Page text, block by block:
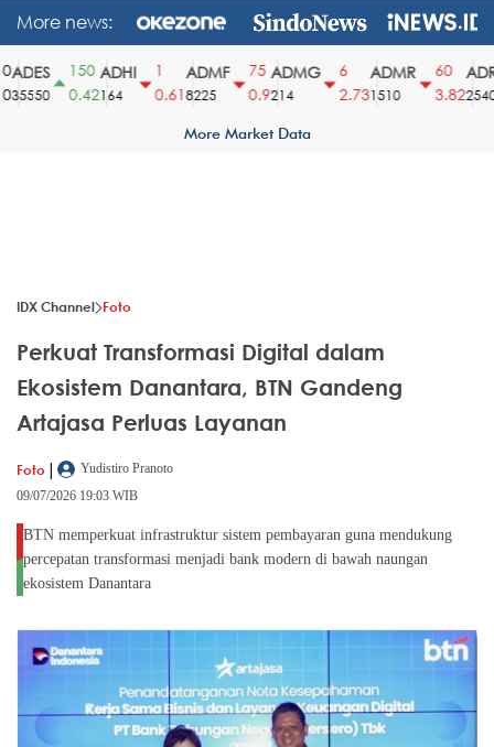
More news:
150
0.42
ADHI
164
0.61
ADMF
8225
75
0.9
ADMG
214
2.73
ADMR
1510
60
3.822540
More Market Data
IDX Channel Foto
Perkuat Transformasi Digital dalam
Ekosistem Danantara, BTN Gandeng
Artajasa Perluas Layanan
Foto |
Yudistiro Pranoto
09/07/2026 19:03 WIB
BTN memperkuat infrastruktur sistem pembayaran guna mendukung
percepatan transformasi menjadi bank modern di bawah naungan
ekosistem Danantara